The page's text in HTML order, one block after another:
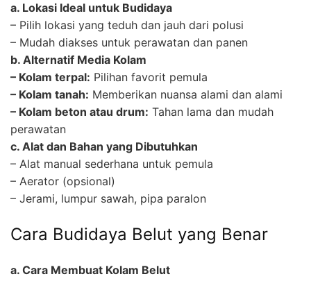
a. Lokasi Ideal untuk Budidaya
– Pilih lokasi yang teduh dan jauh dari polusi
– Mudah diakses untuk perawatan dan panen
b. Alternatif Media Kolam
– Kolam terpal: Pilihan favorit pemula
– Kolam tanah: Memberikan nuansa alami dan alami
– Kolam beton atau drum: Tahan lama dan mudah
perawatan
c. Alat dan Bahan yang Dibutuhkan
– Alat manual sederhana untuk pemula
– Aerator (opsional)
– Jerami, lumpur sawah, pipa paralon
Cara Budidaya Belut yang Benar
a. Cara Membuat Kolam Belut